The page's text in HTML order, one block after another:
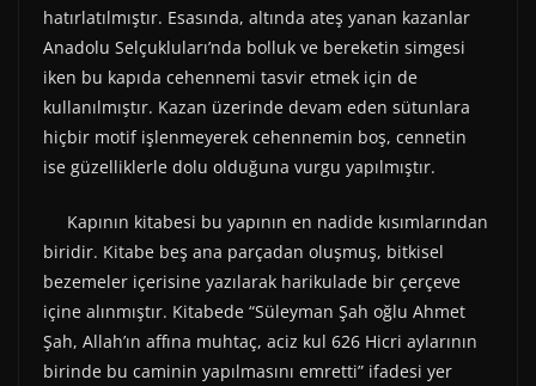
hatırlatılmıştır. Esasında, altında ateş yanan kazanlar
Anadolu Selçukluları’nda bolluk ve bereketin simgesi
iken bu kapıda cehennemi tasvir etmek için de
kullanılmıştır. Kazan üzerinde devam eden sütunlara
hiçbir motif işlenmeyerek cehennemin boş, cennetin
ise güzelliklerle dolu olduğuna vurgu yapılmıştır.
Kapının kitabesi bu yapının en nadide kısımlarından
biridir. Kitabe beş ana parçadan oluşmuş, bitkisel
bezemeler içerisine yazılarak harikulade bir çerçeve
içine alınmıştır. Kitabede “Süleyman Şah oğlu Ahmet
Şah, Allah’ın affına muhtaç, aciz kul 626 Hicri aylarının
birinde bu caminin yapılmasını emretti” ifadesi yer